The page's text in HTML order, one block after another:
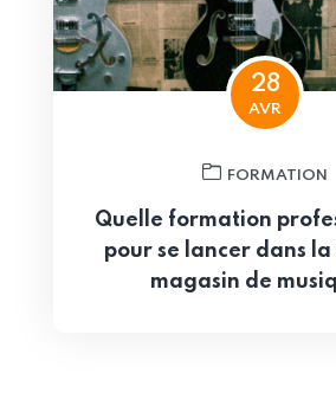
28
AVR
FORMATION
Quelle formation
pour se lancer dans la
magasin de